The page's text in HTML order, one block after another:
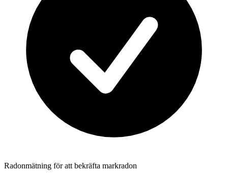
Radonmätning för att bekräfta markradon